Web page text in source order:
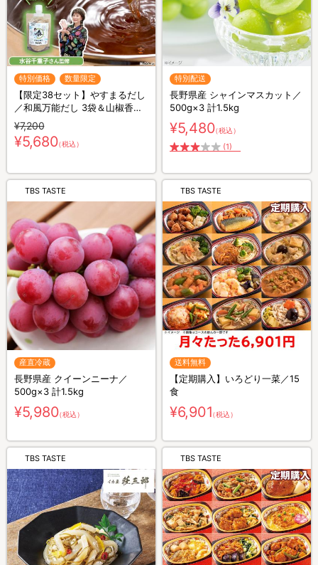
特別価格 数量限定
【限定38セット】やすまるだし
／和風万能だし 3袋＆山椒香る
和風万能だし 3袋 計6袋セット
【特別セット】ふりかける山椒
香る和風万能だし 100g／水谷
¥7,200
¥5,680（税込）
特別配送
長野県産 シャインマスカット／
500g×3 計1.5kg
¥5,480（税込）
(1)
TBS TASTE
産直冷蔵
長野県産 クイーンニーナ／
500g×3 計1.5kg
¥5,980（税込）
TBS TASTE
送料無料
【定期購入】いろどり一菜／15
食
¥6,901（税込）
TBS TASTE TBS TASTE